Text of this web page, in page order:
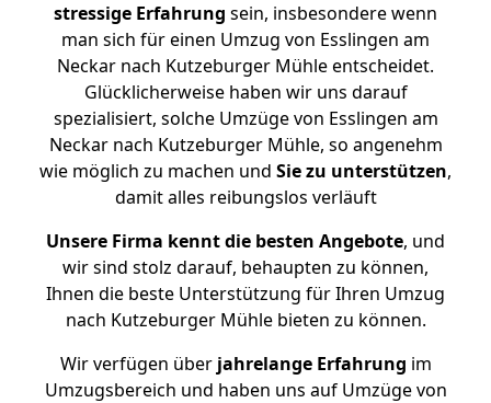
stressige Erfahrung sein, insbesondere wenn
man sich für einen Umzug von Esslingen am
Neckar nach Kutzeburger Mühle entscheidet.
Glücklicherweise haben wir uns darauf
spezialisiert, solche Umzüge von Esslingen am
Neckar nach Kutzeburger Mühle, so angenehm
wie möglich zu machen und Sie zu unterstützen,
damit alles reibungslos verläuft
Unsere Firma kennt die besten Angebote, und
wir sind stolz darauf, behaupten zu können,
Ihnen die beste Unterstützung für Ihren Umzug
nach Kutzeburger Mühle bieten zu können.
Wir verfügen überjahrelange Erfahrung im
Umzugsbereich und haben uns auf Umzüge von